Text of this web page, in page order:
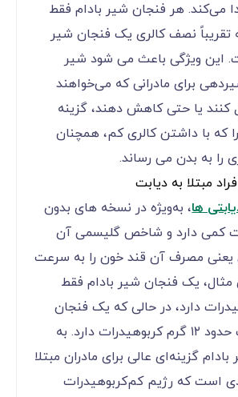
می‌کند. هر فنجان شیر بادام فقط
که تقریباً نصف کالری یک فنجان شیر
این ویژگی باعث می ‌شود شیر
برای مادرانی که می‌خواهند
کنند یا حتی کاهش دهند، گزینه
که با داشتن کالری کم، همچنان
را به بدن می ‌رساند.
ها، به‌ویژه در نسخه ‌های بدون
کمی دارد و شاخص گلیسمی آن
یعنی مصرف آن قند خون را به سرعت
مثال، یک فنجان شیر بادام فقط
دارد، در حالی که یک فنجان
شیر گاو کم‌چرب حدود ۱۲ گرم کربوهیدرات دارد. به
گزینه‌ای عالی برای مادران مبتلا
است که رژیم کم‌کربوهیدرات